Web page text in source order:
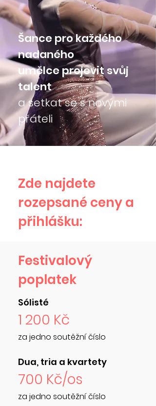
Šance pro každého
nadaného
umělce projevit svůj
talent
a setkat se s novými
přáteli
Zde najdete
rozepsané ceny a
přihlášku:
Festivalový
poplatek
Sólisté
1 200 Kč
za jedno soutěžní číslo
Dua, tria a kvartety
700 Kč/os
za jedno soutěžní číslo